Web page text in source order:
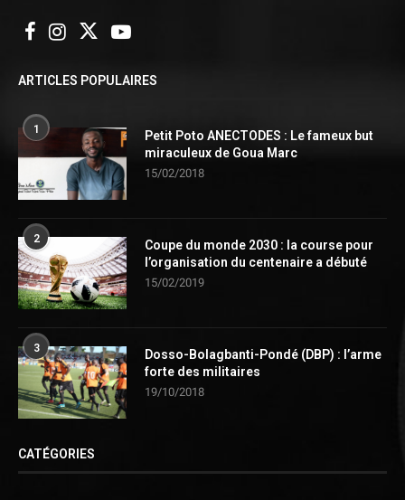
ARTICLES POPULAIRES
1
Petit Poto ANECTODES : Le fameux but
miraculeux de Goua Marc
15/02/2018
2
Coupe du monde 2030 : la course pour
l’organisation du centenaire a débuté
15/02/2019
3
Dosso-Bolagbanti-Pondé (DBP) : l’arme
forte des militaires
19/10/2018
CATÉGORIES